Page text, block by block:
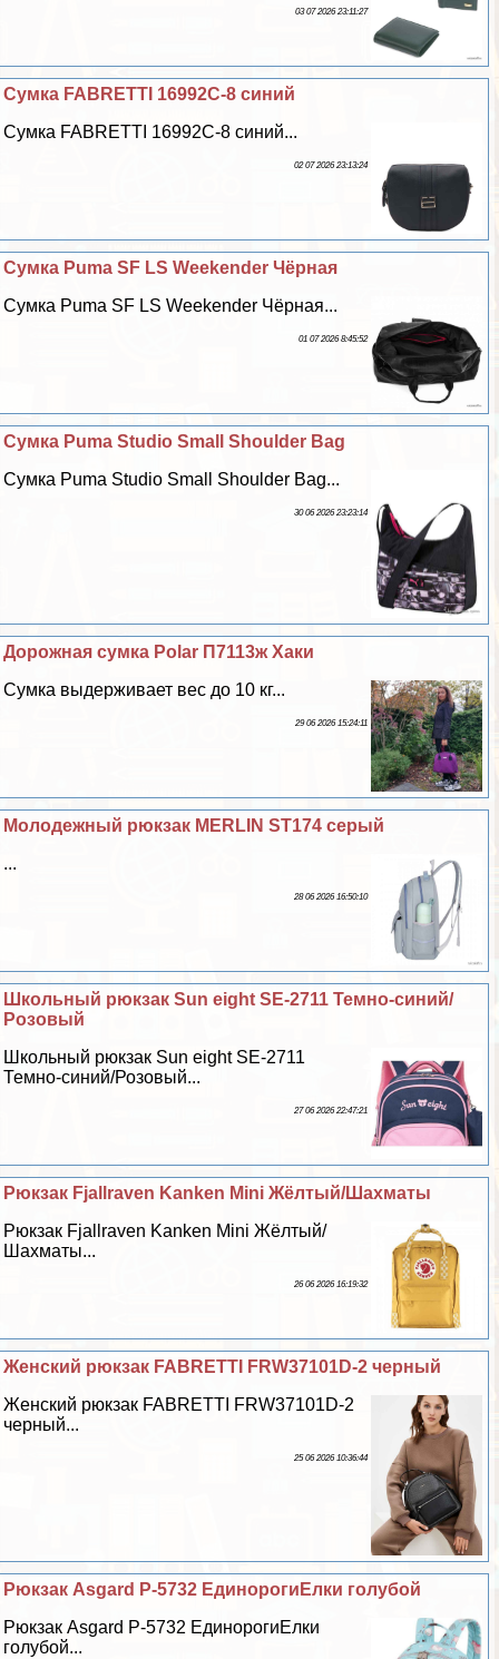
03 07 2026 23:11:27
Сумка FABRETTI 16992C-8 синий
Сумка FABRETTI 16992C-8 синий...
02 07 2026 23:13:24
Сумка Puma SF LS Weekender Чёрная
Сумка Puma SF LS Weekender Чёрная...
01 07 2026 8:45:52
Сумка Puma Studio Small Shoulder Bag
Сумка Puma Studio Small Shoulder Bag...
30 06 2026 23:23:14
Дорожная сумка Polar П7113ж Хаки
Сумка выдерживает вес до 10 кг...
29 06 2026 15:24:11
Молодежный рюкзак MERLIN ST174 серый
...
28 06 2026 16:50:10
Школьный рюкзак Sun eight SE-2711 Темно-синий/
Розовый
Школьный рюкзак Sun eight SE-2711
Темно-синий/Розовый...
27 06 2026 22:47:21
Рюкзак Fjallraven Kanken Mini Жёлтый/Шахматы
Рюкзак Fjallraven Kanken Mini Жёлтый/
Шахматы...
26 06 2026 16:19:32
Женский рюкзак FABRETTI FRW37101D-2 черный
Женский рюкзак FABRETTI FRW37101D-2
черный...
25 06 2026 10:36:44
Рюкзак Asgard Р-5732 ЕдинорогиЕлки гoлyбой
Рюкзак Asgard Р-5732 ЕдинорогиЕлки
гoлyбой...